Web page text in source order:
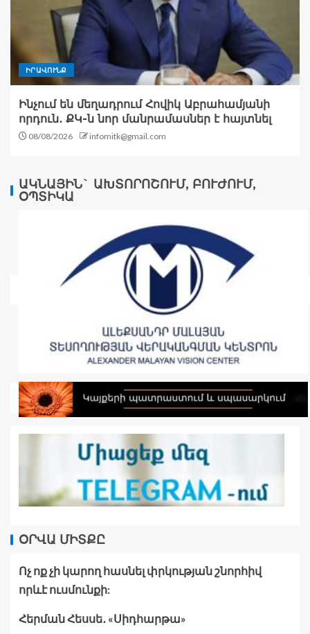
ԻՐԱՎՈՒՆՔ
Ինչում են մեղադրում Հովիկ Աբրահամյանի
որդուն․ ՔԿ-ն նոր մանրամասներ է հայտնել
08/08/2026 infomitk@gmail.com
ԱԿՆԱՅԻՆ` ԱԽՏՈՐՈՇՈՒՄ, ԲՈՒԺՈՒՄ,
ՕՊՏԻԿԱ
ՕՐՎԱ ՄԻՏՔԸ
Ոչ ոք չի կարող հասնել փրկության շնորհիվ
որևէ ուսմունքի:
Հերման Հեսսե․ «Սիդհարթա»